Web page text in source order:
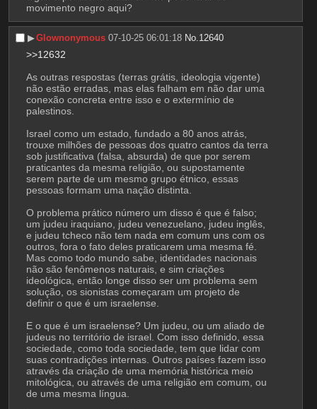
movimento negro aqui?
▶︎Glownonymous 07-10-25 06:01:18 No.12640
>>12632
As outras respostas (terras grátis, ideologia vigente)
não estão erradas, mas elas falham em não dar uma
conexão concreta entre isso e o extermínio de
palestinos.
Israel como um estado, fundado a 80 anos atrás,
trouxe milhões de pessoas dos quatro cantos da terra
sob justificativa (falsa, absurda) de que por serem
praticantes da mesma religião, ou supostamente
serem parte de um mesmo grupo étnico, essas
pessoas formam uma nação distinta.
O problema prático número um disso é que é falso;
um judeu iraquiano, judeu venezuelano, judeu inglês,
e judeu tcheco não tem nada em comum uns com os
outros, fora o fato deles praticarem uma mesma fé.
Mas como todo mundo sabe, identidades nacionais
não são fenômenos naturais, e sim criações
ideológica, então longe disso ser um problema sem
solução, os sionistas começaram um projeto de
definir o que é um israelense.
E o que é um israelense? Um judeu, ou um aliado de
judeus no território de israel. Com isso definido, essa
sociedade, como toda sociedade, tem que lidar com
suas contradições internas. Outros países fazem isso
através da criação de uma memória histórica meio
mitológica, ou através de uma religião em comum, ou
de uma mesma língua.